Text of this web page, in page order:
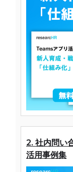
2. 社内問い
活用事例集